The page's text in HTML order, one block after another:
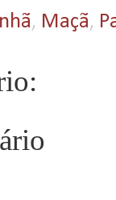
, Maçã,